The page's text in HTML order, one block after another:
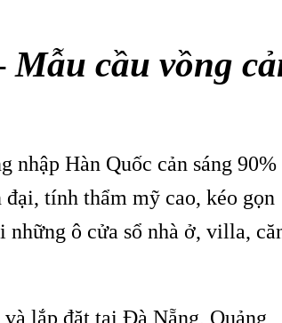
Mẫu cầu vồng
nhập Hàn Quốc cản sáng 90%
tính thẩm mỹ cao, kéo gọn
những ô cửa sổ nhà ở, villa,
lắp đặt tại Đà Nẵng, Quảng